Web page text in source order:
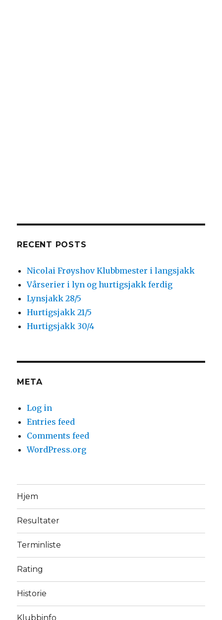
RECENT POSTS
Nicolai Frøyshov Klubbmester i langsjakk
Vårserier i lyn og hurtigsjakk ferdig
Lynsjakk 28/5
Hurtigsjakk 21/5
Hurtigsjakk 30/4
META
Log in
Entries feed
Comments feed
WordPress.org
Hjem
Resultater
Terminliste
Rating
Historie
Klubbinfo